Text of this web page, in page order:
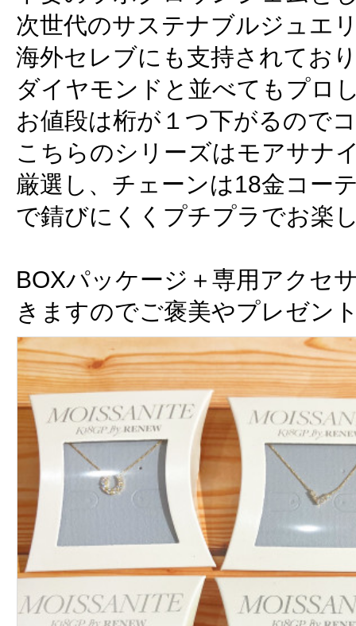
次世代のサステナブルジュエ
海外セレブにも支持されてお
ダイヤモンドと並べてもプロ
お値段は桁が１つ下がるので
こちらのシリーズはモアサナ
厳選し、チェーンは18金コー
で錆びにくくプチプラでお楽
BOXパッケージ＋専用アクセ
きますのでご褒美やプレゼン